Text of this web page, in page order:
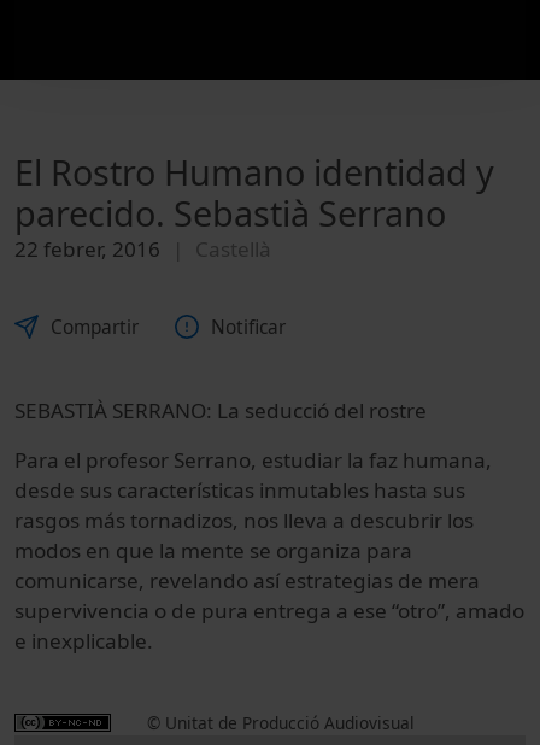
El Rostro Humano identidad y
parecido. Sebastià Serrano
22 febrer, 2016 Castellà
Compartir Notificar
SEBASTIÀ SERRANO: La seducció del rostre
Para el profesor Serrano, estudiar la faz humana,
desde sus características inmutables hasta sus
rasgos más tornadizos, nos lleva a descubrir los
modos en que la mente se organiza para
comunicarse, revelando así estrategias de mera
supervivencia o de pura entrega a ese “otro”, amado
e inexplicable.
© Unitat de Producció Audiovisual